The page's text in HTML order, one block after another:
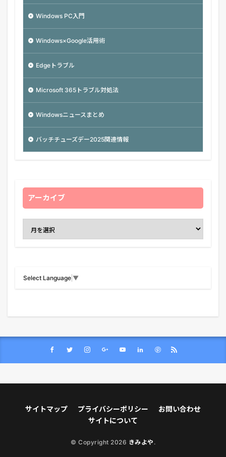
Windows PC入門
Windows×Google活用術
Edgeトラブル
Microsoft 365トラブル対処法
Windowsニュースまとめ
バッチチューズデー2025関連情報
アーカイブ
Select Language ▼
サイトマップ プライバシーポリシー
お問い合わせ
サイトについて
© Copyright 2026 きみよや .